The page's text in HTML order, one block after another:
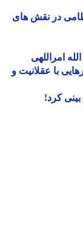
در نقش های
با عقلانیت و